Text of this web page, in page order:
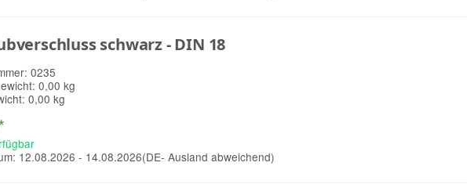
schwarz - DIN 18
0235
0,00 kg
0,00 kg
12.08.2026 - 14.08.2026(DE- Ausland abweichend)